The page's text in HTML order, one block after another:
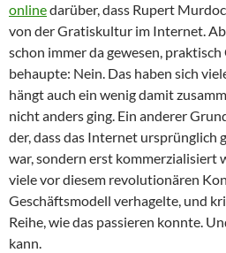
onlinedarüber, dass Rupert
von der Gratiskultur im Internet.
schon immer da gewesen, praktisch
behaupte: Nein. Das haben sich
hängt auch ein wenig damit
nicht anders ging. Ein anderer
der, dass das Internet ursprünglich
war, sondern erst kommerzialisiert
viele vor diesem revolutionären
Geschäftsmodell verhagelte, und
Reihe, wie das passieren konnte.
kann.